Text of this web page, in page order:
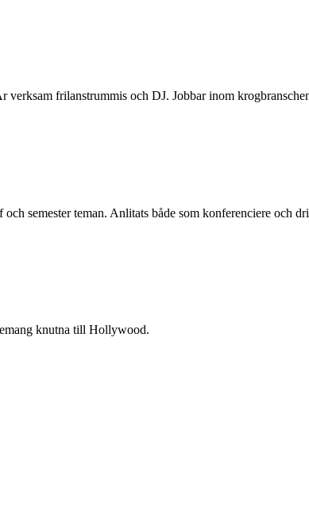
verksam frilanstrummis och DJ. Jobbar inom
semester teman. Anlitats både som konferenciere och
knutna till Hollywood.